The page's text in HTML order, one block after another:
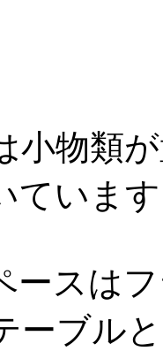
小物類
ていま
ースは
ーブル